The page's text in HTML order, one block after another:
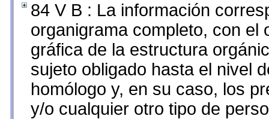
84 V B : La información
organigrama completo, con el
gráfica de la estructura
sujeto obligado hasta el nivel
homólogo y, en su caso, los
y/o cualquier otro tipo de